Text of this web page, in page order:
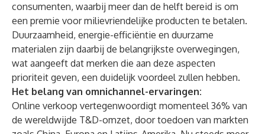
consumenten, waarbij meer dan de helft bereid is om
een premie voor milievriendelijke producten te betalen.
Duurzaamheid, energie-efficiëntie en duurzame
materialen zijn daarbij de belangrijkste overwegingen,
wat aangeeft dat merken die aan deze aspecten
prioriteit geven, een duidelijk voordeel zullen hebben.
Het belang van omnichannel-ervaringen:
Online verkoop vertegenwoordigt momenteel 36% van
de wereldwijde T&D-omzet, door toedoen van markten